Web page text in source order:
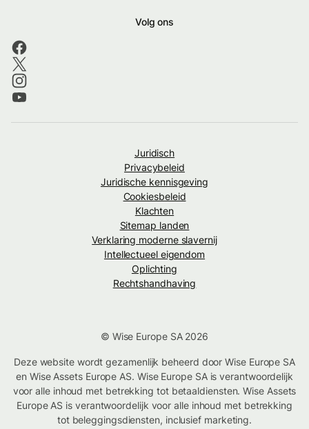
Volg ons
Juridisch
Privacybeleid
Juridische kennisgeving
Cookiesbeleid
Klachten
Sitemap landen
Verklaring moderne slavernij
Intellectueel eigendom
Oplichting
Rechtshandhaving
© Wise Europe SA 2026
Deze website wordt gezamenlijk beheerd door Wise Europe SA
en Wise Assets Europe AS. Wise Europe SA is verantwoordelijk
voor alle inhoud met betrekking tot betaaldiensten. Wise Assets
Europe AS is verantwoordelijk voor alle inhoud met betrekking
tot beleggingsdiensten, inclusief marketing.